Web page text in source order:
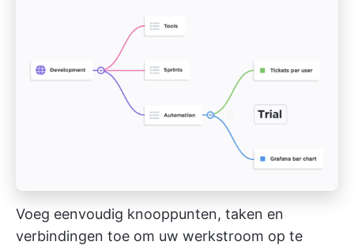
Voeg eenvoudig knooppunten, taken en
verbindingen toe om uw werkstroom op te